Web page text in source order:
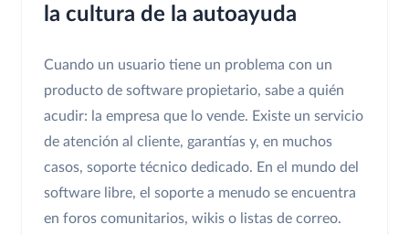
la cultura de la autoayuda
Cuando un usuario tiene un problema con un
producto de software propietario, sabe a quién
acudir: la empresa que lo vende. Existe un servicio
de atención al cliente, garantías y, en muchos
casos, soporte técnico dedicado. En el mundo del
software libre, el soporte a menudo se encuentra
en foros comunitarios, wikis o listas de correo.